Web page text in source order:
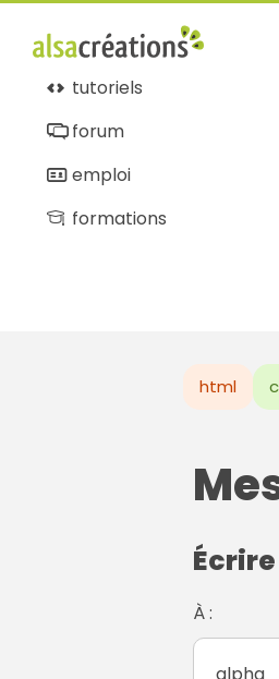
tutoriels
forum
emploi
formations
html
Écrire
À :